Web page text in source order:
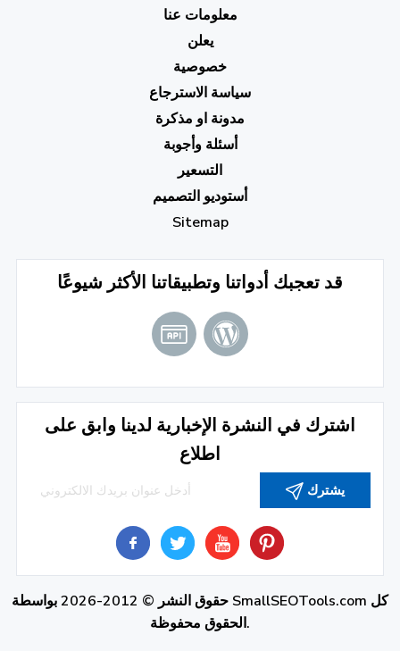
معلومات عنا
يعلن
خصوصية
سياسة الاسترجاع
مدونة او مذكرة
أسئلة وأجوبة
التسعير
أستوديو التصميم
Sitemap
قد تعجبك أدواتنا وتطبيقاتنا الأكثر شيوعًا
اشترك في النشرة الإخبارية لدينا وابق على
اطلاع
يشترك
SmallSEOTools.com
الحقوق محفوظة.